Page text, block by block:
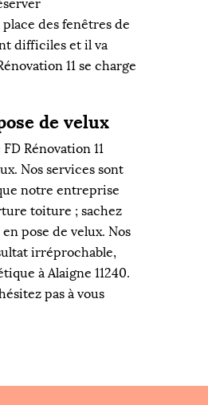
des fenêtres de
difficiles et il va
11 se charge
de velux
Rénovation 11
Nos services sont
notre entreprise
toiture ; sachez
pose de velux. Nos
irréprochable,
à Alaigne 11240.
pas à vous